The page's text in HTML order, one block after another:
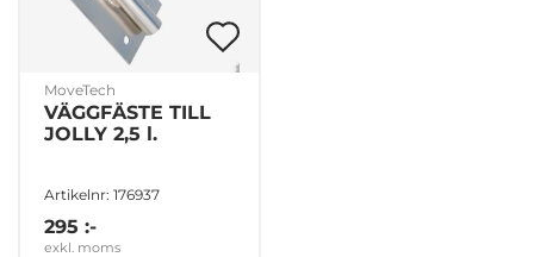
MoveTech
VÄGGFÄSTE TILL
JOLLY 2,5 l.
Artikelnr: 176937
295 :-
exkl. moms